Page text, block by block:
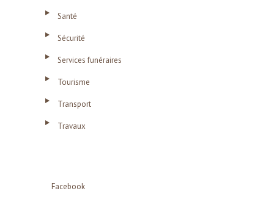
Santé
Sécurité
Services funéraires
Tourisme
Transport
Travaux
Facebook